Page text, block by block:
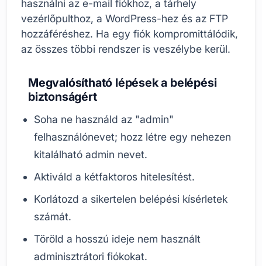
használni az e-mail fiókhoz, a tárhely
vezérlőpulthoz, a WordPress-hez és az FTP
hozzáféréshez. Ha egy fiók kompromittálódik,
az összes többi rendszer is veszélybe kerül.
Megvalósítható lépések a belépési
biztonságért
Soha ne használd az "admin"
felhasználónevet; hozz létre egy nehezen
kitalálható admin nevet.
Aktiváld a kétfaktoros hitelesítést.
Korlátozd a sikertelen belépési kísérletek
számát.
Töröld a hosszú ideje nem használt
adminisztrátori fiókokat.